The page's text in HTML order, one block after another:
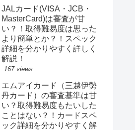
JALカード(VISA・JCB・
MasterCard)は審査が甘
い？！取得難易度は思った
より簡単とか？！スペック
詳細を分かりやすく詳しく
解説！
167 views
エムアイカード（三越伊勢
丹カード）の審査基準は甘
い？取得難易度もたいした
ことはない？！カードスペ
ック詳細を分かりやすく解